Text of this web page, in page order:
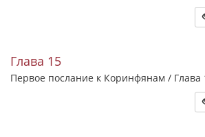
Глава 15
Первое послание к Коринфянам / Глава